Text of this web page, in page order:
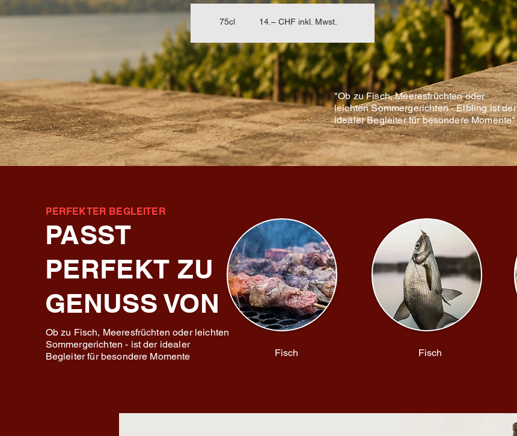
75cl 14.– CHF inkl. Mwst.
"Ob zu Fisch, Meeresfrüchten oder
leichten Sommergerichten - Elbling ist der
idealer Begleiter für besondere Momente"
PERFEKTER BEGLEITER
PASST
PERFEKT ZU
GENUSS VON
Ob zu Fisch, Meeresfrüchten oder leichten
Sommergerichten - ist der idealer
Begleiter für besondere Momente
Fisch Fisch